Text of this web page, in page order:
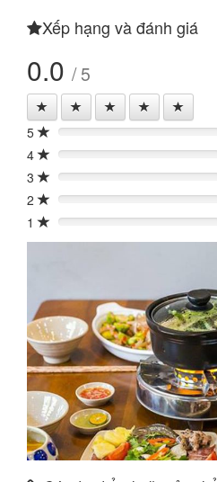
Xếp hạng và đánh giá
0.0 / 5
5 0%
4
0%
3
0%
2
0%
1
0%